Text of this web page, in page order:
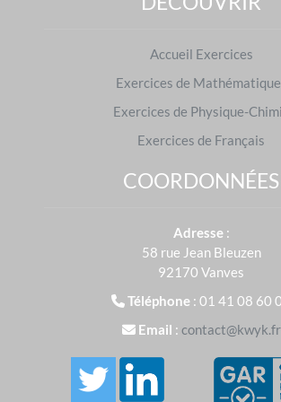
modules de travail en autonomie mis
succès du côté des élèves.
examens
Brevet des collèges|
S'entraîner dans d'autres
Mathématiques | Français
Accueil Exercices
Exercices de
Exercices de Physique-
Exercices de Français
COORDONNÉES
Adresse :
58 rue Jean Bleuzen
92170 Vanves
Téléphone : 01 41 08 60
Email : contact@kwyk.fr